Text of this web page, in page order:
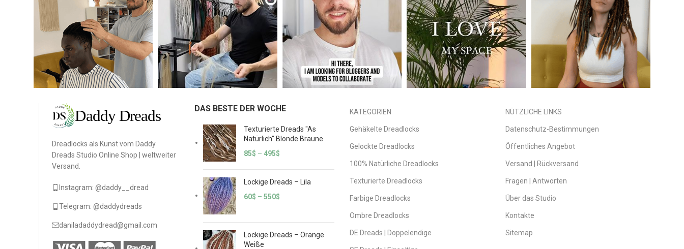
Dreadlocks als Kunst vom Daddy
Dreads Studio Online Shop | weltweiter
Versand.
Instagram: @daddy__dread
Telegram: @daddydreads
daniladaddydread@gmail.com
DAS BESTE DER WOCHE
Texturierte Dreads "As
Natürlich" Blonde Braune
85$ – 495$
Lockige Dreads – Lila
60$ – 550$
Lockige Dreads – Orange
Weiße
KATEGORIEN
Gehäkelte Dreadlocks
Gelockte Dreadlocks
100% Natürliche Dreadlocks
Texturierte Dreadlocks
Farbige Dreadlocks
Ombre Dreadlocks
DE Dreads | Doppelendige
NÜTZLICHE LINKS
Datenschutz-Bestimmungen
Öffentliches Angebot
Versand | Rückversand
Fragen | Antworten
Über das Studio
Kontakte
Sitemap